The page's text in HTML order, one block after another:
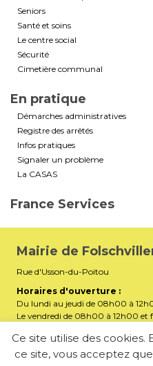
Seniors
Santé et soins
Le centre social
Sécurité
Cimetière communal
En pratique
Démarches administratives
Registre des arrêtés
Infos pratiques
Signaler un problème
La CASAS
France Services
Mairie de
Rue d'Usson-du-Poitou
Horaires d'ouverture :
Du lundi au jeudi de 08h00 à
Le vendredi de 08h00 à 12h00 et
Téléphone :03 87 29 32 90
E-mail :
Ce site utilise des
ce site, vous acceptez